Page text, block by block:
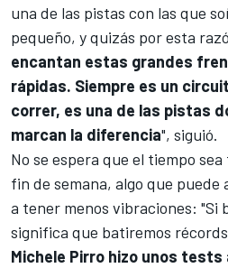
una de las pistas con las que
pequeño, y quizás por esta
encantan estas grandes
rápidas. Siempre es un
correr, es una de las pistas
marcan la diferencia", siguió.
No se espera que el tiempo
fin de semana, algo que puede
a tener menos vibraciones: "Si
significa que batiremos
Michele Pirro hizo unos tests